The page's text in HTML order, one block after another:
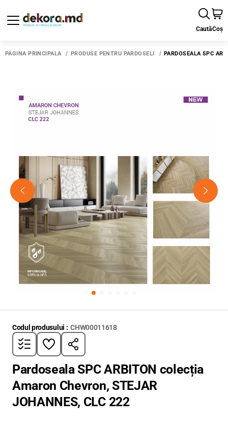
CautăCoș
PAGINA PRINCIPALĂ PRODUSE PENTRU PARDOSELI PARDOSEALA SPC
Codul produsului : CHW00011618
Pardoseala SPC ARBITON colecția
Amaron Chevron, STEJAR
JOHANNES, CLC 222